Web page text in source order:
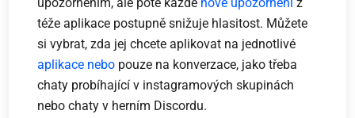
téže aplikace postupně snižuje hlasitost. Můžete
si vybrat, zda jej chcete aplikovat na jednotlivé
aplikace nebo pouze na konverzace, jako třeba
chaty probíhající v instagramových skupinách
nebo chaty v herním Discordu.